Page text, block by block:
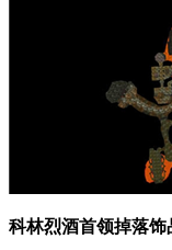
科林烈酒首领掉落饰